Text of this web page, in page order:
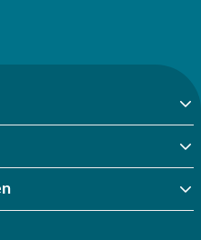
showrooms. Daar kun je al
profiteer je van een gratis
om niets van Van der